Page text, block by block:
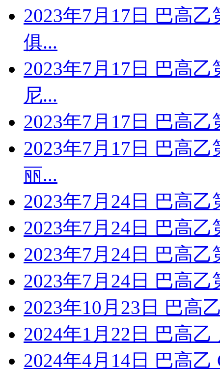
2023年7月17日 巴高
俱...
2023年7月17日 巴高
尼...
2023年7月17日 巴高
2023年7月17日 巴高
丽...
2023年7月24日 巴高
2023年7月24日 巴高
2023年7月24日 巴高
2023年7月24日 巴高
2023年10月23日 巴高
2024年1月22日 巴高
2024年4月14日 巴高